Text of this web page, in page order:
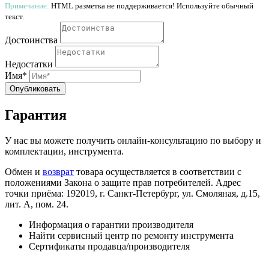
Примечание: HTML разметка не поддерживается! Используйте обычный
текст.
Достоинства
Недостатки
Имя*
Опубликовать
Гарантия
У нас вы можете получить онлайн-консультацию по выбору и
комплектации, инструмента.
Обмен и возврат товара осуществляется в соответствии с
положениями Закона о защите прав потребителей. Адрес
точки приёма: 192019, г. Санкт-Петербург, ул. Смоляная, д.15,
лит. А, пом. 24.
Информация о гарантии производителя
Найти сервисный центр по ремонту инструмента
Сертификаты продавца/производителя